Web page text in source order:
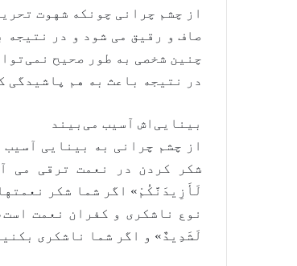
از چشم چرانی چونکه شهوت
صاف و رقیق می شود و در نتیجه
چنین شخصی به طور صحیح
در نتیجه باعث به هم پاشیدگی
بینایی‌اش آسیب می‌بیند
از چشم چرانی به بینایی
شکر کردن در نعمت ترقی می
لَأَزِيدَنَّكُمْ» اگر شما شکر
نوع ناشکری و کفران نعمت
لَشَدِيدٌ» و اگر شما ناشکری